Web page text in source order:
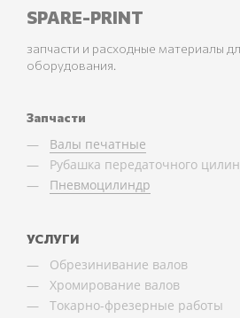
SPARE-PRINT
запчасти и расходные материалы
оборудования.
Запчасти
Валы печатные
Рубашка передаточного
Пневмоцилиндр
УСЛУГИ
Обрезинивание валов
Хромирование валов
Токарно-фрезерные работы